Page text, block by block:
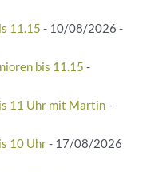
11.15 - 10/08/2026 -
bis 11.15 -
11 Uhr mit Martin-
10 Uhr- 17/08/2026